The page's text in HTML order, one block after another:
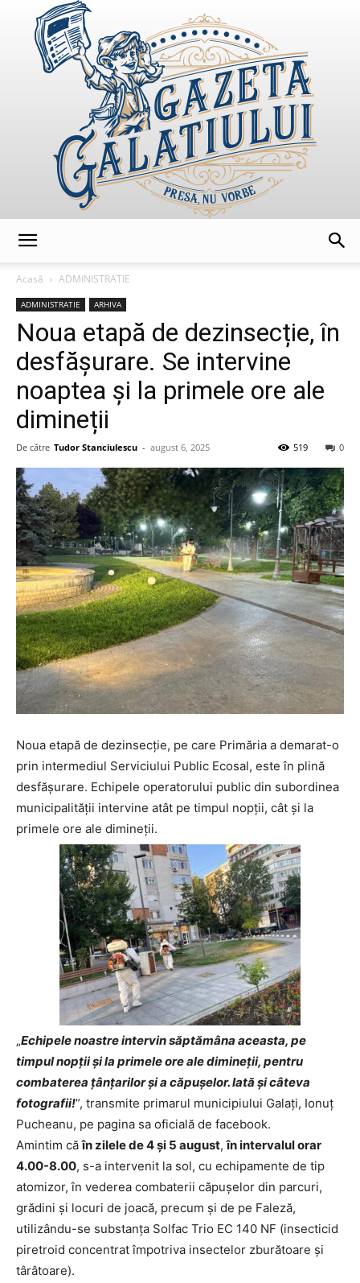
Acasă
ADMINISTRATIE
ADMINISTRATIE ARHIVA
Noua etapă de dezinsecție, în
desfășurare. Se intervine
noaptea și la primele ore ale
dimineții
De către Tudor Stanciulescu - august 6, 2025 0
519
Noua etapă de dezinsecție, pe care Primăria a demarat-o
prin intermediul Serviciului Public Ecosal, este în plină
desfășurare. Echipele operatorului public din subordinea
municipalității intervine atât pe timpul nopții, cât și la
primele ore ale dimineții.
„Echipele noastre intervin săptămâna aceasta, pe
timpul nopții și la primele ore ale dimineții, pentru
combaterea țânțarilor și a căpușelor. Iată și câteva
fotografii!”, transmite primarul municipiului Galați, Ionuț
Pucheanu, pe pagina sa oficială de facebook.
Amintim căîn zilele de 4 și 5 august,în intervalul orar
4.00-8.00, s-a intervenit la sol, cu echipamente de tip
atomizor, în vederea combaterii căpușelor din parcuri,
grădini și locuri de joacă, precum și de pe Faleză,
utilizându-se substanța Solfac Trio EC 140 NF (insecticid
piretroid concentrat împotriva insectelor zburătoare și
târâtoare).